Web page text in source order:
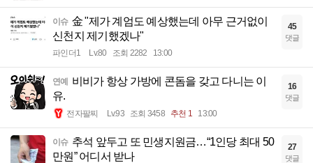
이슈 金 "제가 계엄도 예상했는데 아무 근거없이
신천지 제기했겠나"
파인더1 Lv.80 조회 2282 13:00
45
댓글
연예
비비가 항상 가방에 콘돔을 갖고 다니는 이
유.
전자팔찌 Lv.93 조회 3458 추천 1 13:00
16
댓글
이슈 추석 앞두고 또 민생지원금…“1인당 최대 50
만원” 어디서 받나
27
댓글